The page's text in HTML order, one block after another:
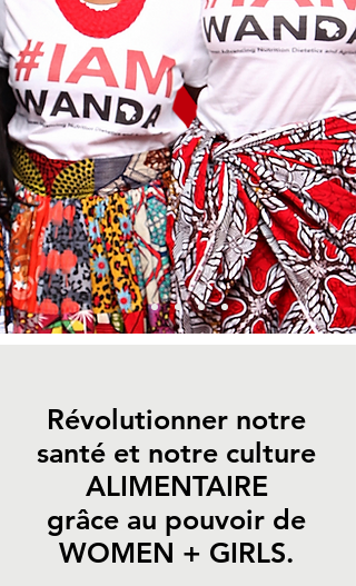
Révolutionner notre
santé et notre culture
ALIMENTAIRE
grâce au pouvoir de
WOMEN + GIRLS.